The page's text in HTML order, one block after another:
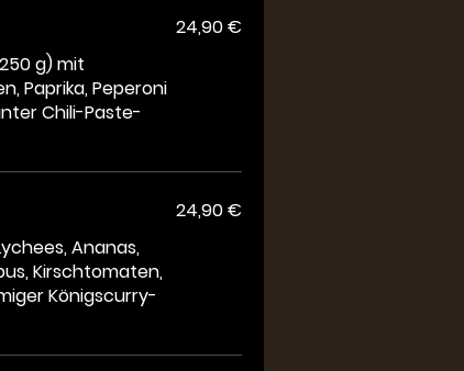
g) mit
Paprika, Peperoni
Chili-Paste-
24,90 €
Ananas,
Kirschtomaten,
Königscurry-
24,90 €